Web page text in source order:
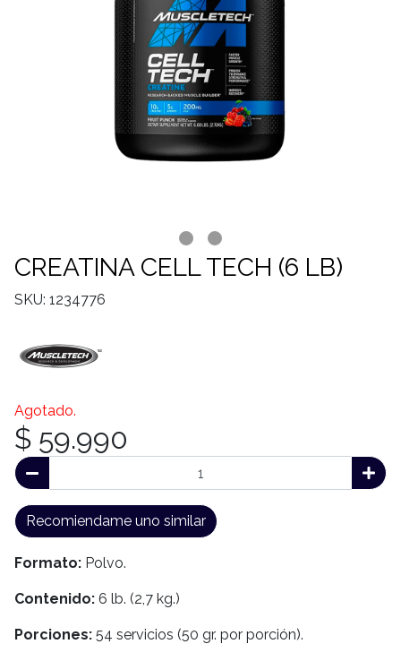
CREATINA CELL TECH (6 LB)
SKU: 1234776
Agotado.
$ 59.990
Recomiendame uno similar
Formato: Polvo.
Contenido: 6 lb. (2,7 kg.)
Porciones: 54 servicios (50 gr. por porción).